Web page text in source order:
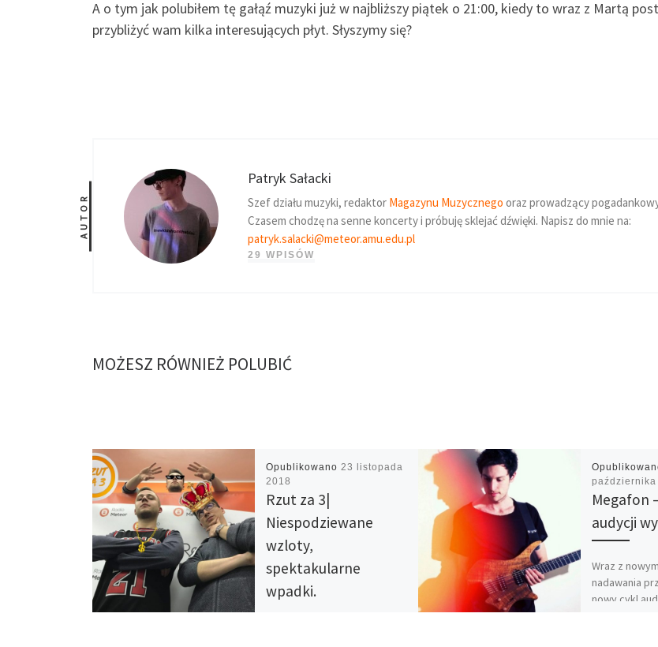
A o tym jak polubiłem tę gałąź muzyki już w najbliższy piątek o 21:00, kiedy to wraz z Martą
przybliżyć wam kilka interesujących płyt. Słyszymy się?
AUTOR
Patryk Sałacki
Szef działu muzyki, redaktor Magazynu Muzycznego oraz prowadzący
Czasem chodzę na senne koncerty i próbuję sklejać dźwięki. Napisz do mnie na:
patryk.salacki@meteor.amu.edu.pl
29 WPISÓW
MOŻESZ RÓWNIEŻ POLUBIĆ
Opublikowano23 listopada
2018
Rzut za 3|
Niespodziewane
wzloty,
spektakularne
wpadki.
października
Megafon
audycji
Wraz z
nadawania
nowy cykl